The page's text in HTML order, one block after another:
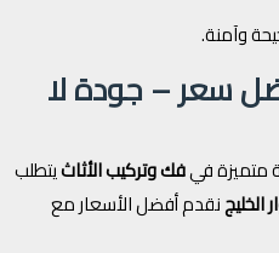
وآمنة.
سعر – جودة لا
متميزة فيفك وتركيب الأثاثيتطلب
الخليجنقدم أفضل الأسعار مع